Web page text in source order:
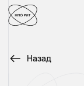
Назад